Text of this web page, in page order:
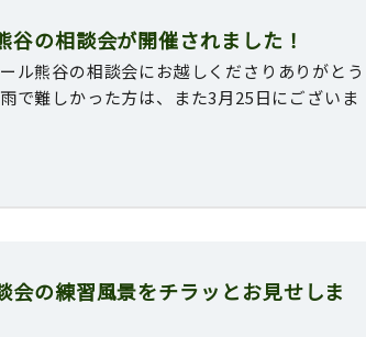
谷の相談会が開催されました！
ル熊谷の相談会にお越しくださりありがとう
で難しかった方は、また3月25日にございま
会の練習風景をチラッとお見せしま